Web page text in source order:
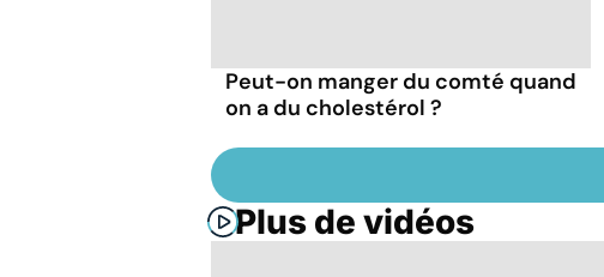
Peut-on manger du comté quand
on a du cholestérol ?
Plus de vidéos